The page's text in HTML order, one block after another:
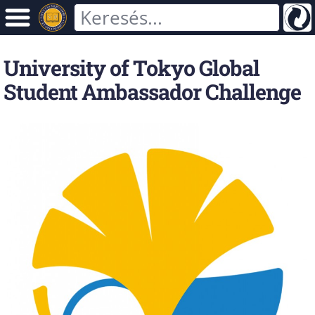
University of Tokyo Global
Student Ambassador Challenge